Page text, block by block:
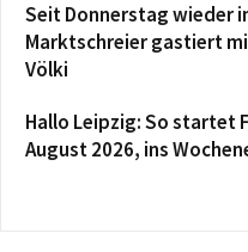
Seit Donnerstag wieder
Marktschreier gastiert
Völki
Hallo Leipzig: So startet
August 2026, ins